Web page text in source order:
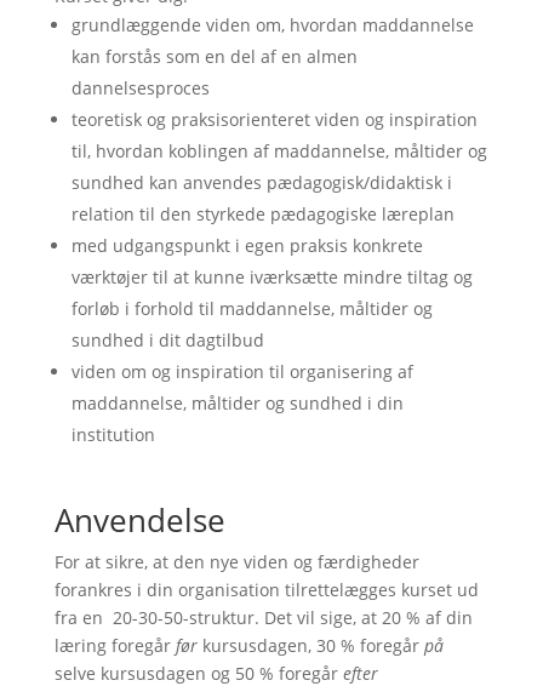
grundlæggende viden om, hvordan maddannelse
kan forstås som en del af en almen
dannelsesproces
teoretisk og praksisorienteret viden og inspiration
til, hvordan koblingen af maddannelse, måltider og
sundhed kan anvendes pædagogisk/didaktisk i
relation til den styrkede pædagogiske læreplan
med udgangspunkt i egen praksis konkrete
værktøjer til at kunne iværksætte mindre tiltag og
forløb i forhold til maddannelse, måltider og
sundhed i dit dagtilbud
viden om og inspiration til organisering af
maddannelse, måltider og sundhed i din
institution
Anvendelse
For at sikre, at den nye viden og færdigheder
forankres i din organisation tilrettelægges kurset ud
fra en 20-30-50-struktur. Det vil sige, at 20 % af din
læring foregår førkursusdagen, 30 % foregår på
selve kursusdagen og 50 % foregår efter